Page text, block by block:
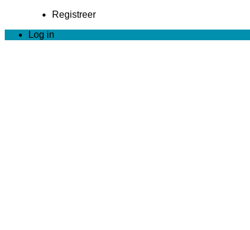
Registreer
Log in